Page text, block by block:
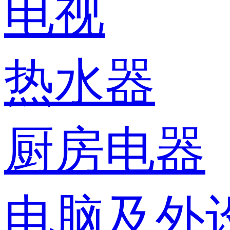
电视
热水器
厨房电器
电脑及外